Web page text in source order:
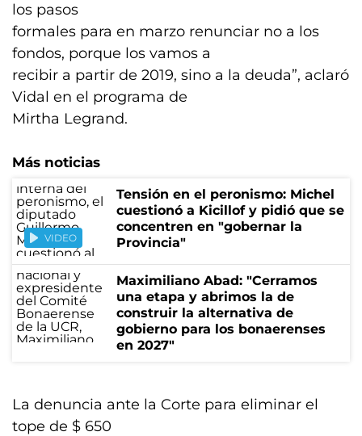
los pasos
formales para en marzo renunciar no a los
fondos, porque los vamos a
recibir a partir de 2019, sino a la deuda”, aclaró
Vidal en el programa de
Mirtha Legrand.
Más noticias
VIDEO
Tensión en el peronismo: Michel
cuestionó a Kicillof y pidió que se
concentren en "gobernar la
Provincia"
Maximiliano Abad: "Cerramos
una etapa y abrimos la de
construir la alternativa de
gobierno para los bonaerenses
en 2027"
La denuncia ante la Corte para eliminar el
tope de $ 650